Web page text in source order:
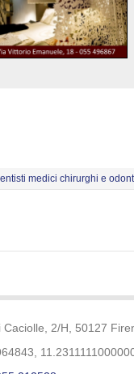
medici chirurghi e
Caciolle, 2/H, 50127